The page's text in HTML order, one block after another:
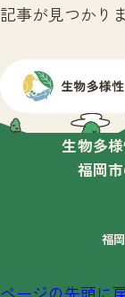
記事が見つかり
生物多
福岡
福